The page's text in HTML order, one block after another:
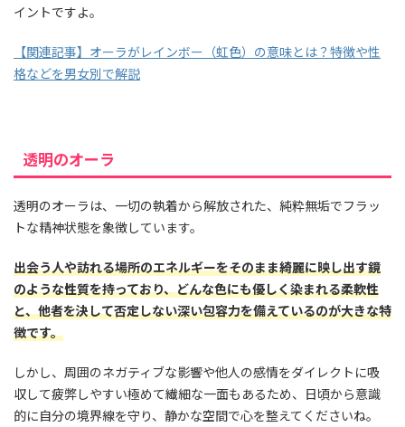
イントですよ。
【関連記事】オーラがレインボー（虹色）の意味とは？特徴や性
格などを男女別で解説
透明のオーラ
透明のオーラは、一切の執着から解放された、純粋無垢でフラッ
トな精神状態を象徴しています。
出会う人や訪れる場所のエネルギーをそのまま綺麗に映し出す鏡
のような性質を持っており、どんな色にも優しく染まれる柔軟性
と、他者を決して否定しない深い包容力を備えているのが大きな特
徴です。
しかし、周囲のネガティブな影響や他人の感情をダイレクトに吸
収して疲弊しやすい極めて繊細な一面もあるため、日頃から意識
的に自分の境界線を守り、静かな空間で心を整えてくださいね。